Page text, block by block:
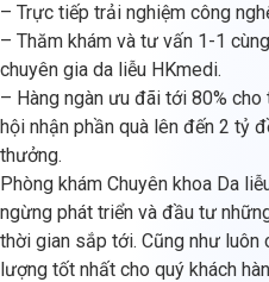
– Trực tiếp trải nghiệm công
– Thăm khám và tư vấn 1-1
chuyên gia da liễu HKmedi.
– Hàng ngàn ưu đãi tới 80%
hội nhận phần quà lên đến 2 tỷ
thưởng.
Phòng khám Chuyên khoa Da
ngừng phát triển và đầu tư
thời gian sắp tới. Cũng như luôn
lượng tốt nhất cho quý khách